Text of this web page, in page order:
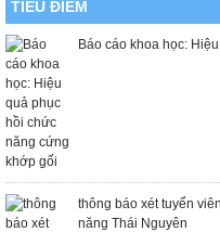
TIÊU ĐIỂM
Báo cáo khoa học:
thông báo xét tuyển
năng Thái Nguyên